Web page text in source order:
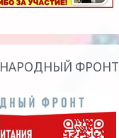
НАРОДНЫЙ ФРОНТ